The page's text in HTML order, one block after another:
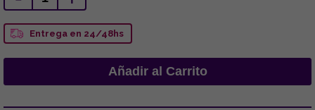
Entrega en 24/48hs